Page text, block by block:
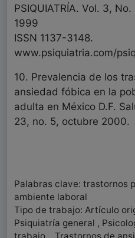
PSIQUIATRÍA. Vol. 3,
1999
ISSN 1137-3148.
www.psiquiatria.com/
10. Prevalencia de los
ansiedad fóbica en la
adulta en México D.F.
23, no. 5, octubre 2000.
Palabras clave: trastornos
ambiente laboral
Tipo de trabajo: Artículo
Psiquiatría general ,
trabajo, , Trastornos de